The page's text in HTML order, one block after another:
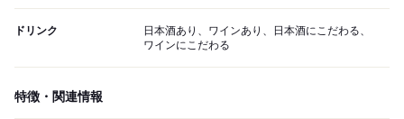
ドリンク
日本酒あり、ワインあり、日本酒にこだわる、
ワインにこだわる
特徴・関連情報